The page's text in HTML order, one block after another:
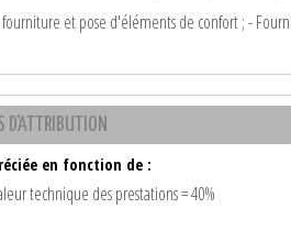
et pose d'éléments de confort ; -
D'ATTRIBUTION
en fonction de :
technique des prestations = 40%